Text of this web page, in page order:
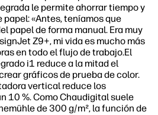
le permite ahorrar tiempo y
«Antes, teníamos que
papel de forma manual. Era muy
Z9+, mi vida es mucho más
en todo el flujo de trabajo.El
i1 reduce a la mitad el
gráficos de prueba de color.
vertical reduce los
10 %. Como Chaudigital suele
de 300 g/m², la función de